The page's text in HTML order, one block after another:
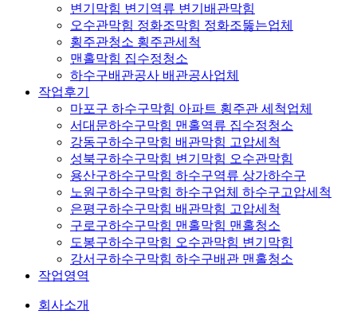
변기막힘 변기역류 변기배관막힘
오수관막힘 정화조막힘 정화조뚫는업체
횡주관청소 횡주관세척
맨홀막힘 집수정청소
하수구배관공사 배관공사업체
작업후기
마포구 하수구막힘 아파트 횡주관 세척업체
서대문하수구막힘 맨홀역류 집수정청소
강동구하수구막힘 배관막힘 고압세척
성북구하수구막힘 변기막힘 오수관막힘
용산구하수구막힘 하수구역류 상가하수구
노원구하수구막힘 하수구업체 하수구고압세척
은평구하수구막힘 배관막힘 고압세척
구로구하수구막힘 맨홀막힘 맨홀청소
도봉구하수구막힘 오수관막힘 변기막힘
강서구하수구막힘 하수구배관 맨홀청소
작업영역
회사소개